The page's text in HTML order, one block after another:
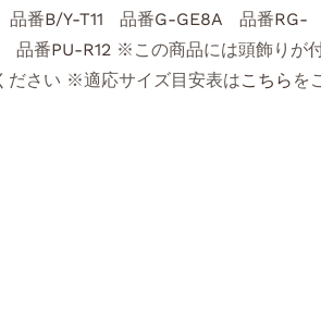
品番B/Y-T11 品番G-GE8A 品番RG-
品番PU-R12 ※この商品には頭飾りが
ださい ※適応サイズ目安表はこちら を